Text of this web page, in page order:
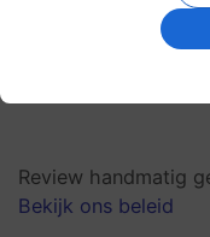
SACKit canvas
Review handmatig
Bekijk ons beleid